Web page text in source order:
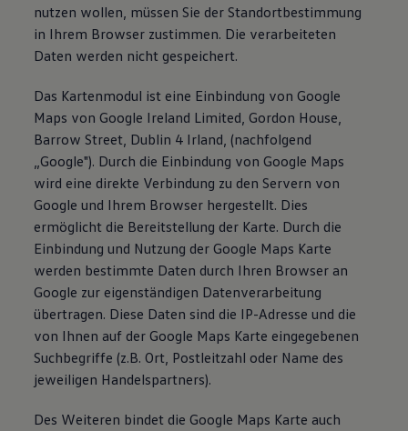
nutzen wollen, müssen Sie der Standortbestimmung
in Ihrem Browser zustimmen. Die verarbeiteten
Daten werden nicht gespeichert.
Das Kartenmodul ist eine Einbindung von Google
Maps von Google Ireland Limited, Gordon House,
Barrow Street, Dublin 4 Irland, (nachfolgend
„Google"). Durch die Einbindung von Google Maps
wird eine direkte Verbindung zu den Servern von
Google und Ihrem Browser hergestellt. Dies
ermöglicht die Bereitstellung der Karte. Durch die
Einbindung und Nutzung der Google Maps Karte
werden bestimmte Daten durch Ihren Browser an
Google zur eigenständigen Datenverarbeitung
übertragen. Diese Daten sind die IP-Adresse und die
von Ihnen auf der Google Maps Karte eingegebenen
Suchbegriffe (z.B. Ort, Postleitzahl oder Name des
jeweiligen Handelspartners).
Des Weiteren bindet die Google Maps Karte auch